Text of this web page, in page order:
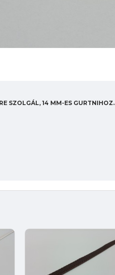
SZOLGÁL, 14 MM-ES GURTNIHOZ.